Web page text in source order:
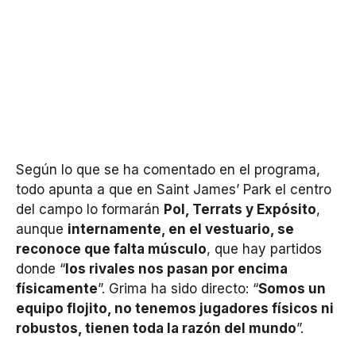
Según lo que se ha comentado en el programa,
todo apunta a que en Saint James’ Park el centro
del campo lo formarán Pol, Terrats y Expósito,
aunque internamente, en el vestuario, se
reconoce que falta músculo, que hay partidos
donde “ los rivales nos pasan por encima
físicamente”. Grima ha sido directo: “Somos un
equipo flojito, no tenemos jugadores físicos ni
robustos, tienen toda la razón del mundo”.